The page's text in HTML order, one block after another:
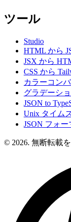
ツール
Studio
HTML から
JSX から
CSS から
カラーコン
グラデーシ
JSON to
Unix タイム
JSON フォー
© 2026. 無断転載を